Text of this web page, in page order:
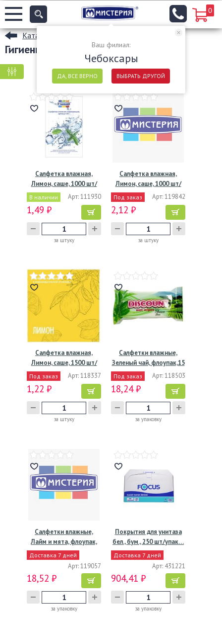
Ваш филиал:
Чебоксары
ДА, ВСЕ ВЕРНО ВЫБРАТЬ ДРУГОЙ
0
Каталог
Гигиенические товары в Чебоксарах
Салфетка влажная,
Лимон, саше, 1000 шт/
кор…
В наличии Арт: 111930
1,49 ₽
за штуку
Салфетка влажная,
Лимон, саше, 1000 шт/
кор…
Под заказ Арт: 119842
2,12 ₽
за штуку
Салфетка влажная,
Лимон, саше, 1500 шт/
кор…
Под заказ Арт: 118337
1,22 ₽
за штуку
Салфетки влажные,
Зеленый чай, флоупак,15
шт…
Под заказ Арт: 118503
18,24 ₽
за упаковку
Салфетки влажные,
Лайм и мята, флоупак,
15…
Доставка 7 дней
Арт: 119057
18,52 ₽
за упаковку
Покрытия для унитаза
бел., бум., 250 шт/упак…
Доставка 7 дней
Арт: 431221
904,41 ₽
за упаковку